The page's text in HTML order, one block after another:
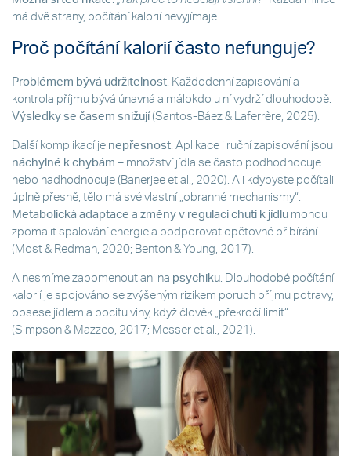
má dvě strany, počítání kalorií nevyjímaje.
Proč počítání kalorií často nefunguje?
Problémem bývá udržitelnost. Každodenní zapisování a
kontrola příjmu bývá únavná a málokdo u ní vydrží dlouhodobě.
Výsledky se časem snižují (Santos-Báez & Laferrère, 2025).
Další komplikací je nepřesnost. Aplikace i ruční zapisování jsou
náchylné k chybám – množství jídla se často podhodnocuje
nebo nadhodnocuje (Banerjee et al., 2020). A i kdybyste počítali
úplně přesně, tělo má své vlastní „obranné mechanismy“.
Metabolická adaptace a změny v regulaci chuti k jídlu mohou
zpomalit spalování energie a podporovat opětovné přibírání
(Most & Redman, 2020; Benton & Young, 2017).
A nesmíme zapomenout ani na psychiku. Dlouhodobé počítání
kalorií je spojováno se zvýšeným rizikem poruch příjmu potravy,
obsese jídlem a pocitu viny, když člověk „překročí limit“
(Simpson & Mazzeo, 2017; Messer et al., 2021).